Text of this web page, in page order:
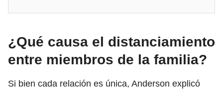
¿Qué causa el distanciamiento
entre miembros de la familia?
Si bien cada relación es única, Anderson explicó